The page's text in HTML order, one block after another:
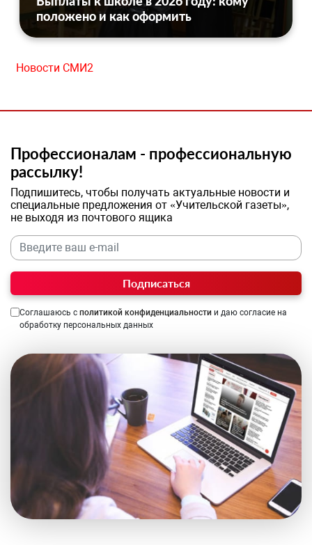
положено и как оформить
Новости СМИ2
Профессионалам - профессиональную
рассылку!
Подпишитесь, чтобы получать актуальные новости и
специальные предложения от «Учительской газеты»,
не выходя из почтового ящика
Подписаться
Соглашаюсь с политикой конфиденциальности и даю согласие на
обработку персональных данных